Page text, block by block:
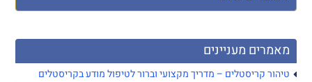
מאמרים מעניינים
טיהור קריסטלים – מדריך מקצועי וברור לטיפול מודע בקריסטלים